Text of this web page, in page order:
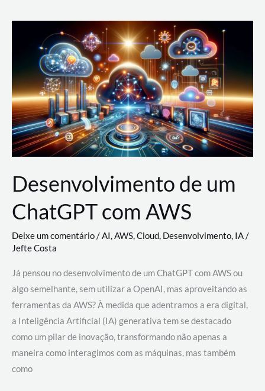
Nuvem:
Google
Cloud,
AWS
e
Azure
Desenvolvimento de um
ChatGPT com AWS
Deixe um comentário/AI,AWS,Cloud, Desenvolvimento, IA/
Jefte Costa
Já pensou no desenvolvimento de um ChatGPT com AWS ou
algo semelhante, sem utilizar a OpenAI, mas aproveitando as
ferramentas da AWS? À medida que adentramos a era digital,
a Inteligência Artificial (IA) generativa tem se destacado
como um pilar de inovação, transformando não apenas a
maneira como interagimos com as máquinas, mas também
como